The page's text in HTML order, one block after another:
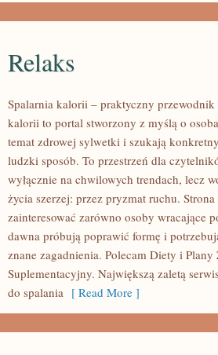
Relaks
Spalarnia kalorii – praktyczny
kalorii to portal stworzony z myślą o
temat zdrowej sylwetki i szukają
ludzki sposób. To przestrzeń dla
wyłącznie na chwilowych trendach, lecz
życia szerzej: przez pryzmat ruchu.
zainteresować zarówno osoby wracające
dawna próbują poprawić formę i
znane zagadnienia. Polecam Diety i
Suplementacyjny. Największą zaletą
do spalania [ Read More ]